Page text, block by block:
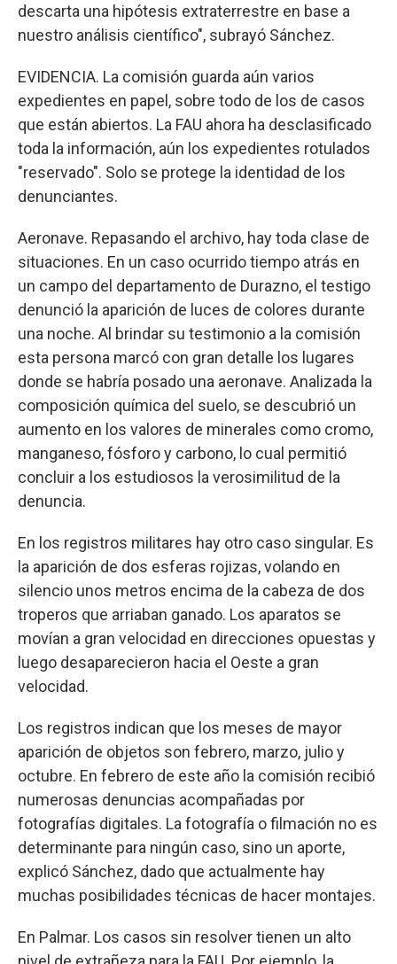
descarta una hipótesis extraterrestre en base a
nuestro análisis científico", subrayó Sánchez.
EVIDENCIA. La comisión guarda aún varios
expedientes en papel, sobre todo de los de casos
que están abiertos. La FAU ahora ha desclasificado
toda la información, aún los expedientes rotulados
"reservado". Solo se protege la identidad de los
denunciantes.
Aeronave. Repasando el archivo, hay toda clase de
situaciones. En un caso ocurrido tiempo atrás en
un campo del departamento de Durazno, el testigo
denunció la aparición de luces de colores durante
una noche. Al brindar su testimonio a la comisión
esta persona marcó con gran detalle los lugares
donde se habría posado una aeronave. Analizada la
composición química del suelo, se descubrió un
aumento en los valores de minerales como cromo,
manganeso, fósforo y carbono, lo cual permitió
concluir a los estudiosos la verosimilitud de la
denuncia.
En los registros militares hay otro caso singular. Es
la aparición de dos esferas rojizas, volando en
silencio unos metros encima de la cabeza de dos
troperos que arriaban ganado. Los aparatos se
movían a gran velocidad en direcciones opuestas y
luego desaparecieron hacia el Oeste a gran
velocidad.
Los registros indican que los meses de mayor
aparición de objetos son febrero, marzo, julio y
octubre. En febrero de este año la comisión recibió
numerosas denuncias acompañadas por
fotografías digitales. La fotografía o filmación no es
determinante para ningún caso, sino un aporte,
explicó Sánchez, dado que actualmente hay
muchas posibilidades técnicas de hacer montajes.
En Palmar. Los casos sin resolver tienen un alto